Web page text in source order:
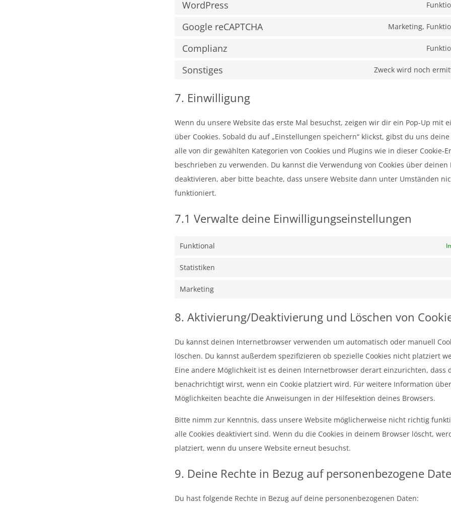
WordPress
Google reCAPTCHA Marketing,
Complianz
Sonstiges Zweck wird noch
7. Einwilligung
Wenn du unsere Website das erste Mal besuchst, zeigen wir dir ein Pop-Up mit
über Cookies. Sobald du auf „Einstellungen speichern“ klickst, gibst du uns
alle von dir gewählten Kategorien von Cookies und Plugins wie in dieser Cookie-
beschrieben zu verwenden. Du kannst die Verwendung von Cookies über deinen
deaktivieren, aber bitte beachte, dass unsere Website dann unter Umständen
funktioniert.
7.1 Verwalte deine Einwilligungseinstellungen
Funktional
Statistiken
Marketing
8. Aktivierung/Deaktivierung und Löschen von
Du kannst deinen Internetbrowser verwenden um automatisch oder manuell
löschen. Du kannst außerdem spezifizieren ob spezielle Cookies nicht platziert
Eine andere Möglichkeit ist es deinen Internetbrowser derart einzurichten, dass
benachrichtigt wirst, wenn ein Cookie platziert wird. Für weitere Information
Möglichkeiten beachte die Anweisungen in der Hilfesektion deines Browsers.
Bitte nimm zur Kenntnis, dass unsere Website möglicherweise nicht richtig
alle Cookies deaktiviert sind. Wenn du die Cookies in deinem Browser löscht,
platziert, wenn du unsere Website erneut besuchst.
9. Deine Rechte in Bezug auf personenbezogene
Du hast folgende Rechte in Bezug auf deine personenbezogenen Daten: